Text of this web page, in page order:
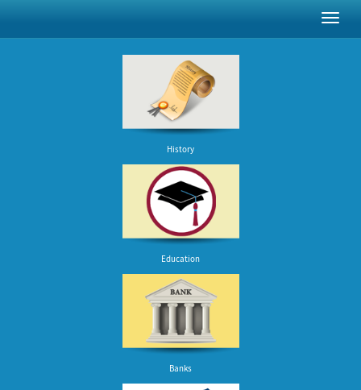
History
Education
Banks